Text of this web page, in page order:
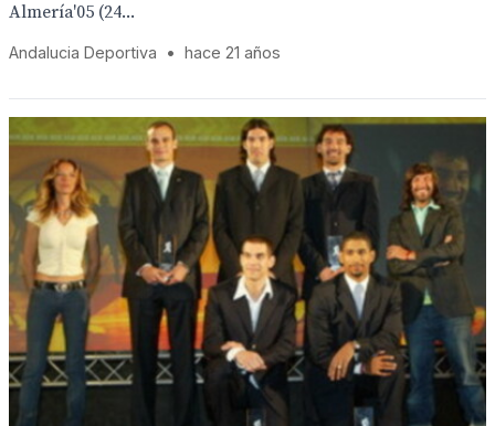
Almería'05 (24...
Andalucia Deportiva • hace 21 años